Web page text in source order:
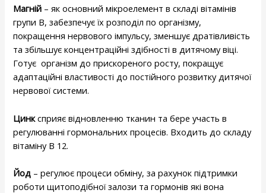
Магній – як основний мікроелемент в складі вітамінів
групи В, забезпечує їх розподіл по організму,
покращення нервового імпульсу, зменшує дратівливість
та збільшує концентраційні здібності в дитячому віці.
Готує організм до прискореного росту, покращує
адаптаційні властивості до постійного розвитку дитячої
нервової системи.
Цинксприяє відновленню тканин та бере участь в
регулюванні гормональних процесів. Входить до складу
вітаміну В 12.
Йод – регулює процеси обміну, за рахунок підтримки
роботи щитоподібної залози та гормонів які вона